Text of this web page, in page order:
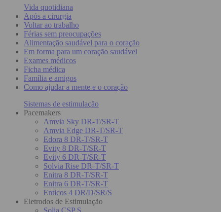
Vida quotidiana
Após a cirurgia
Voltar ao trabalho
Férias sem preocupações
Alimentação saudável para o coração
Em forma para um coração saudável
Exames médicos
Ficha médica
Família e amigos
Como ajudar a mente e o coração
Sistemas de estimulação
Pacemakers
Amvia Sky DR-T/SR-T
Amvia Edge DR-T/SR-T
Edora 8 DR-T/SR-T
Evity 8 DR-T/SR-T
Evity 6 DR-T/SR-T
Solvia Rise DR-T/SR-T
Enitra 8 DR-T/SR-T
Enitra 6 DR-T/SR-T
Enticos 4 DR/D/SR/S
Eletrodos de Estimulação
Solia CSP S